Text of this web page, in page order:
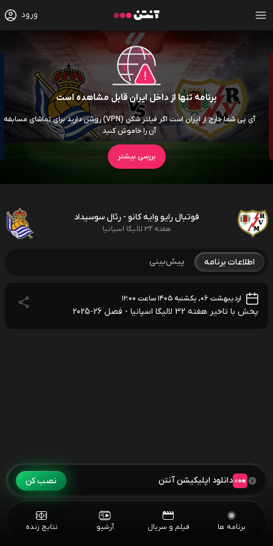
ورود
برنامه تنها از داخل ایران قابل مشاهده است
آی پی شما خارج از ایران است اگر فیلتر شکن (VPN) روشن دارید برای تماشای مسابقه
آن را خاموش کنید
بررسی بیشتر
فوتبال رایو وایه کانو - رئال سوسیداد
هفته 32 لالیگا اسپانیا
اطلاعات برنامه پیش‌بینی
اردیبهشت ۰۶, یکشنبه ۱۴۰۵ ساعت ۱۲:۰۰
پخش با تاخیر هفته 32 لالیگا اسپانیا - فصل 26-2025
برنامه ها فیلم و سریال آرشیو نتایج زنده
دانلود اپلیکیشن آنتن نصب کن